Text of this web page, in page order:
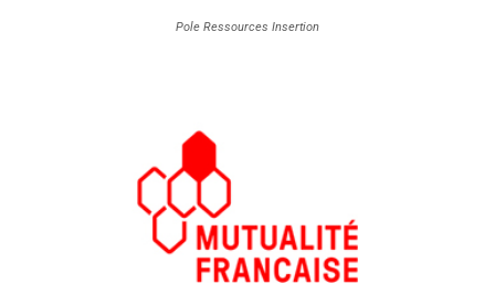
Pole Ressources Insertion